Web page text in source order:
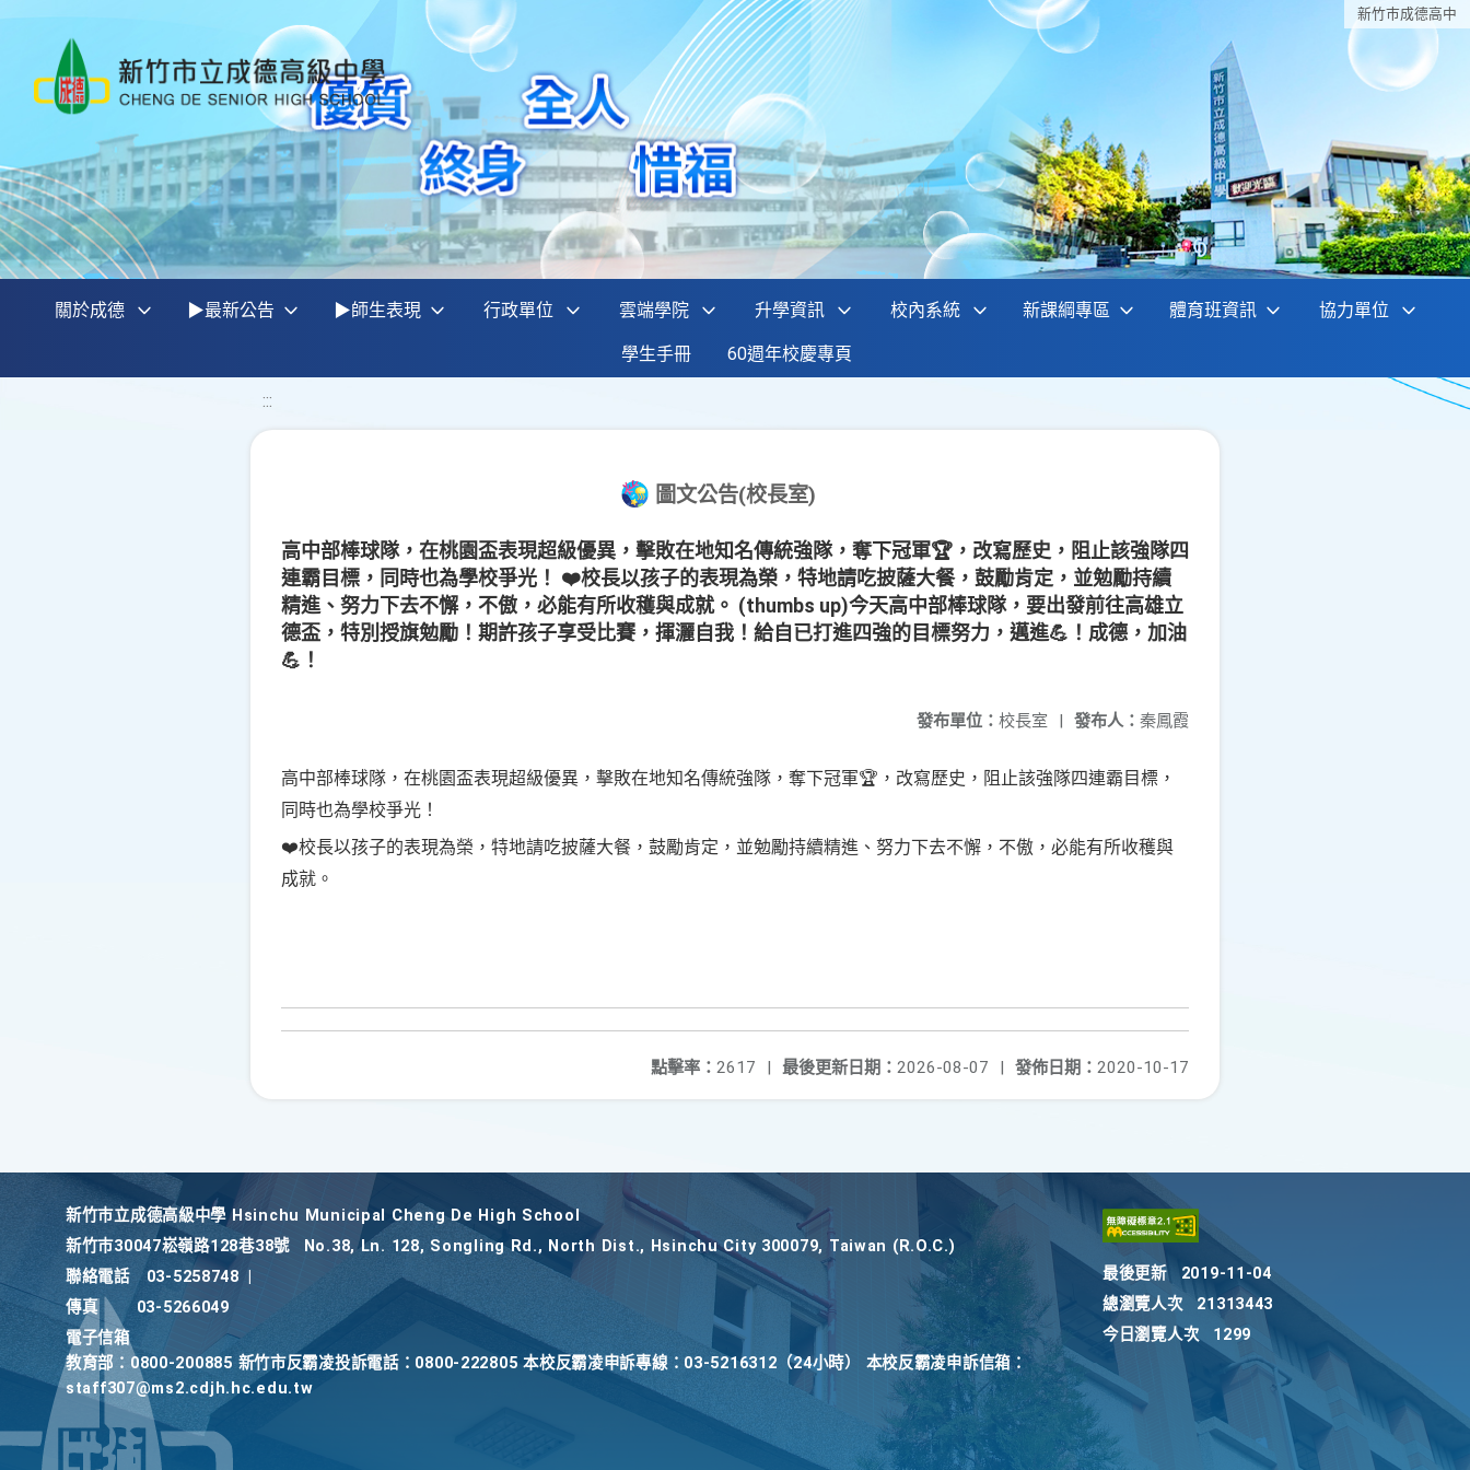
新竹巿成德高中
關於成德 ▶最新公告 ▶師生表現 行政單位 雲端學院 升學資訊 校內系統 新課綱專區 體育班資訊 協力單位
學生手冊 60週年校慶專頁
:::
圖文公告(校長室)
高中部棒球隊，在桃園盃表現超級優異，擊敗在地知名傳統強隊，奪下冠軍🏆，改寫歷史，阻止該強隊四
連霸目標，同時也為學校爭光！ ❤️校長以孩子的表現為榮，特地請吃披薩大餐，鼓勵肯定，並勉勵持續
精進、努力下去不懈，不傲，必能有所收穫與成就。 (thumbs up)今天高中部棒球隊，要出發前往高雄立
德盃，特別授旗勉勵！期許孩子享受比賽，揮灑自我！給自已打進四強的目標努力，邁進💪！成德，加油
💪！
發布人： 秦鳳霞
發布單位： 校長室 |
高中部棒球隊，在桃園盃表現超級優異，擊敗在地知名傳統強隊，奪下冠軍🏆，改寫歷史，阻止該強隊四連霸目標，
同時也為學校爭光！
❤️校長以孩子的表現為榮，特地請吃披薩大餐，鼓勵肯定，並勉勵持續精進、努力下去不懈，不傲，必能有所收穫與
成就。
發佈日期： 2020-10-17
最後更新日期： 2026-08-07 |
點擊率： 2617 |
新竹巿立成德高級中學 Hsinchu Municipal Cheng De High School
新竹巿30047崧嶺路128巷38號
No.38, Ln. 128, Songling Rd., North Dist., Hsinchu City 300079, Taiwan (R.O.C.)
聯絡電話
03-5258748
傳真
03-5266049
電子信箱
教育部：0800-200885 新竹市反霸凌投訴電話：0800-222805 本校反霸凌申訴專線：03-5216312（24小時） 本校反霸凌申訴信箱：
staff307@ms2.cdjh.hc.edu.tw
最後更新
2019-11-04
總瀏覽人次
21313443
今日瀏覽人次
1299